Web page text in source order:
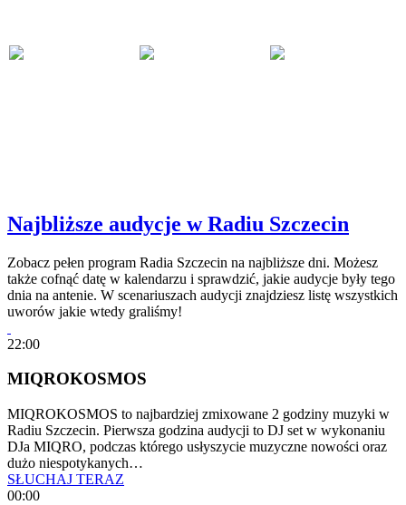
Najbliższe audycje w Radiu Szczecin
Zobacz pełen program Radia Szczecin na najbliższe dni. Możesz
także cofnąć datę w kalendarzu i sprawdzić, jakie audycje były tego
dnia na antenie. W scenariuszach audycji znajdziesz listę wszystkich
uworów jakie wtedy graliśmy!
22:00
MIQROKOSMOS
MIQROKOSMOS to najbardziej zmixowane 2 godziny muzyki w
Radiu Szczecin. Pierwsza godzina audycji to DJ set w wykonaniu
DJa MIQRO, podczas którego usłyszycie muzyczne nowości oraz
dużo niespotykanych…
SŁUCHAJ TERAZ
00:00